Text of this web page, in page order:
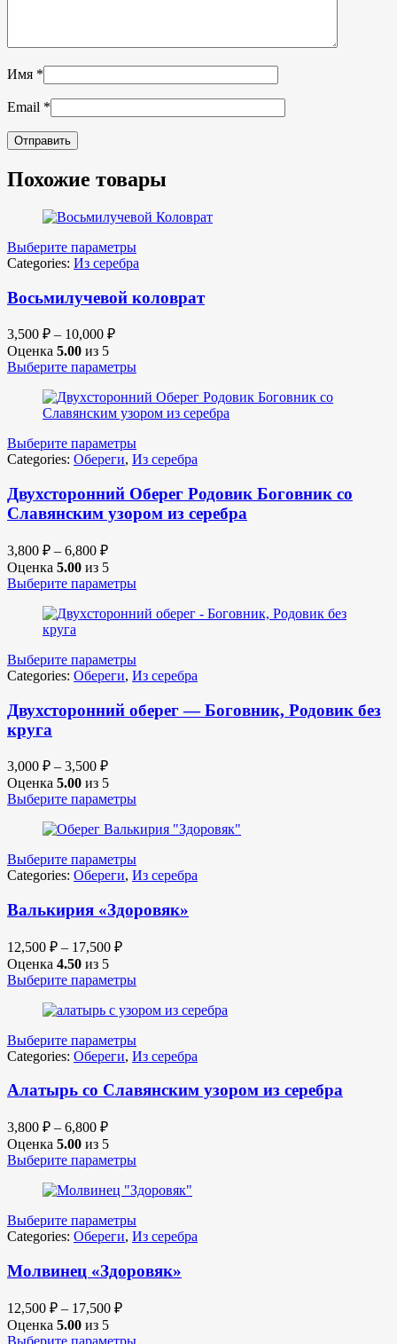
Имя *
Email *
Похожие товары
Выберите параметры
Categories: Из серебра
Восьмилучевой коловрат
3,500 ₽ – 10,000 ₽
Оценка 5.00 из 5
Выберите параметры
Выберите параметры
Categories: Обереги, Из серебра
Двухсторонний Оберег Родовик Боговник со
Славянским узором из серебра
3,800 ₽ – 6,800 ₽
Оценка 5.00 из 5
Выберите параметры
Выберите параметры
Categories: Обереги, Из серебра
Двухсторонний оберег — Боговник, Родовик без
круга
3,000 ₽ – 3,500 ₽
Оценка 5.00 из 5
Выберите параметры
Выберите параметры
Categories: Обереги, Из серебра
Валькирия «Здоровяк»
12,500 ₽ – 17,500 ₽
Оценка 4.50 из 5
Выберите параметры
Выберите параметры
Categories: Обереги, Из серебра
Алатырь со Славянским узором из серебра
3,800 ₽ – 6,800 ₽
Оценка 5.00 из 5
Выберите параметры
Выберите параметры
Categories: Обереги, Из серебра
Молвинец «Здоровяк»
12,500 ₽ – 17,500 ₽
Оценка 5.00 из 5
Выберите параметры